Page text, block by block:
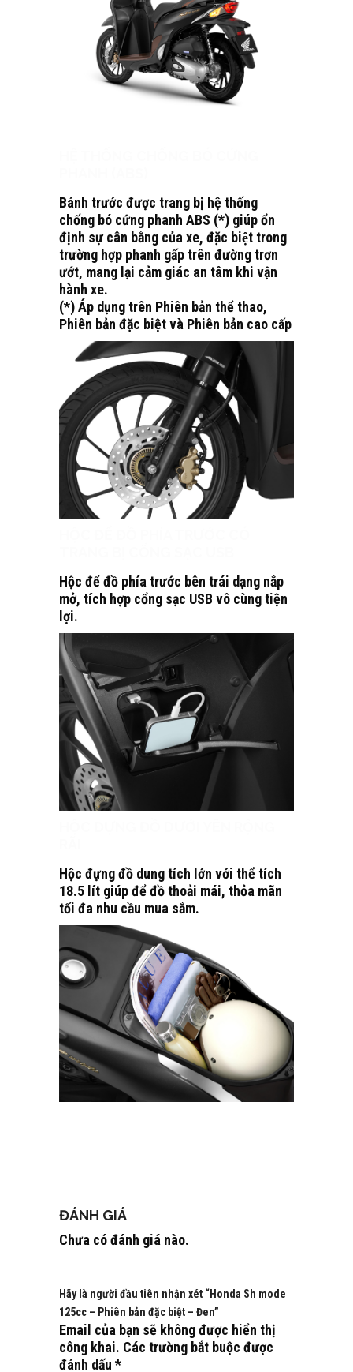
Bánh trước được trang bị hệ thống
chống bó cứng phanh ABS (*) giúp ổn
định sự cân bằng của xe, đặc biệt trong
trường hợp phanh gấp trên đường trơn
ướt, mang lại cảm giác an tâm khi vận
hành xe.
(*) Áp dụng trên Phiên bản thể thao,
Phiên bản đặc biệt và Phiên bản cao cấp
Hộc để đồ phía trước bên trái dạng nắp
mở, tích hợp cổng sạc USB vô cùng tiện
lợi.
Hộc đựng đồ dung tích lớn với thể tích
18.5 lít giúp để đồ thoải mái, thỏa mãn
tối đa nhu cầu mua sắm.
ĐÁNH GIÁ
Chưa có đánh giá nào.
Hãy là người đầu tiên nhận xét “Honda Sh mode
125cc – Phiên bản đặc biệt – Đen”
Email của bạn sẽ không được hiển thị
công khai. Các trường bắt buộc được
đánh dấu *